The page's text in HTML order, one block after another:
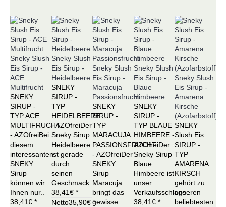
Sneky Slush
Eis Sirup -
ACE
Multifrucht
SNEKY
SIRUP -
TYP ACE
MULTIFRUCHT
- AZOfreiBei
diesem
interessanten
SNEKY
Sirup
können wir
Ihnen nur..
38,41€ *
Sneky Slush
Eis Sirup -
Heidelbeere
SNEKY
SIRUP -
TYP
HEIDELBEERE
- AZOfreiDer
Sneky Sirup
Heidelbeere
ist gerade
durch
seinen
Geschmack..
38,41€ *
Netto35,90€ *
Sneky Slush
Eis Sirup -
Maracuja
Passionsfrucht
SNEKY
SIRUP -
TYP
MARACUJA
PASSIONSFRUCHT
- AZOfreiDer
SNEKY
Sirup
Maracuja
bringt das
gewisse
Sneky Slush
Eis Sirup -
Blaue
Himbeere
SNEKY
SIRUP -
TYP BLAUE
HIMBEERE -
AZOfreiDer
Sneky Sirup
Blaue
Himbeere ist
unser
Verkaufsschlage..
38,41€ *
Sneky Slush
Eis Sirup -
Amarena
Kirsche
(Azofarbstoff)
SNEKY
Slush Eis
SIRUP -
TYP
AMARENA
KIRSCH
gehört zu
unseren
beliebtesten